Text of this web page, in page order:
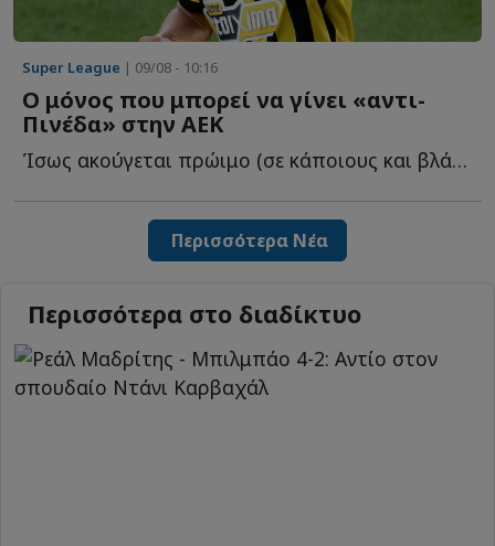
Super League | 09/08 - 10:16
Ο μόνος που μπορεί να γίνει «αντι-
Πινέδα» στην ΑΕΚ
Ίσως ακούγεται πρώιμο (σε κάποιους και βλάσφημο), αλλά ο...
Περισσότερα Νέα
Περισσότερα στο διαδίκτυο